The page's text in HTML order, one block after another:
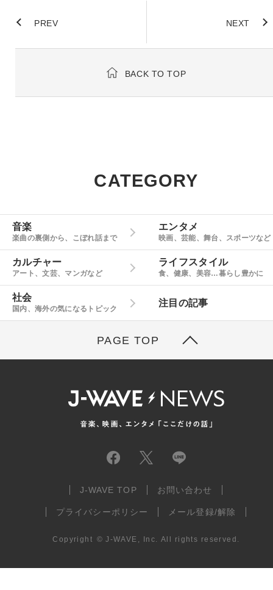
PREV NEXT
BACK TO TOP
CATEGORY
音楽
楽曲の裏側から、こぼれ話まで
エンタメ
映画、芸能、舞台、スポーツなど
カルチャー
アート、文芸、マンガなど
ライフスタイル
食、健康、美容…暮らし豊かに
社会
国内、海外の気になるトピック
注目の記事
PAGE TOP
J-WAVE TOP お問い合わせ
プライバシーポリシー メール登録/解除
Copyright © J-WAVE, Inc. All rights reserved.